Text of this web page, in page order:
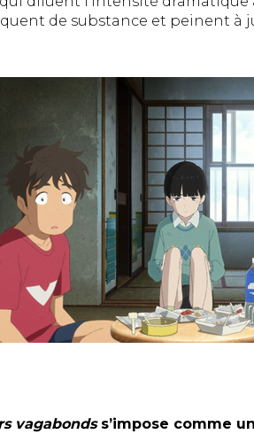
de substance et peinent à
vagabondss’impose comme